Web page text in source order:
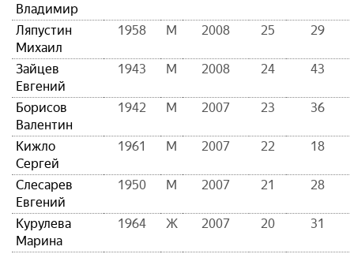
Владимир
Ляпустин
Михаил
1958 М 2008 25 29
Зайцев
Евгений
1943 М 2008 24 43
Борисов
Валентин
1942 М 2007 23 36
Кижло
Сергей
1961 М 2007 22 18
Слесарев
Евгений
1950 М 2007 21 28
Курулева
Марина
1964 Ж 2007 20 31